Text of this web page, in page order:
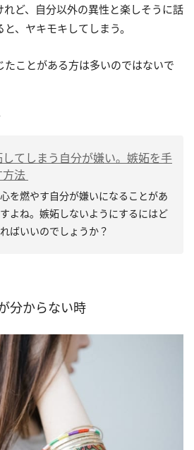
れど、自分以外の異性と楽しそうに話
、ヤキモキしてしまう。
たことがある方は多いのではないで
てしまう自分が嫌い。嫉妬を手
法
を燃やす自分が嫌いになることがあ
よね。嫉妬しないようにするにはど
ばいいのでしょうか？
分からない時